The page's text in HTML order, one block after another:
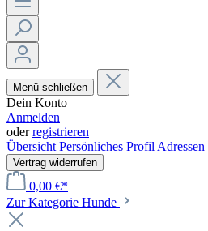
Menü schließen
Dein Konto
Anmelden
oderregistrieren
Übersicht Persönliches Profil Adressen
Vertrag widerrufen
0,00 €*
Zur Kategorie Hunde